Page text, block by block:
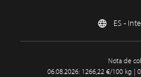
ES -
Nota de
06.08.2026: 1266,22 €/100 kg |